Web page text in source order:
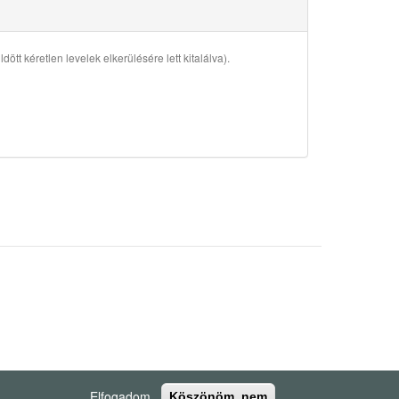
kéretlen levelek elkerülésére lett kitalálva).